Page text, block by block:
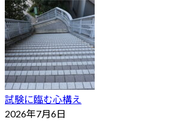
試験に臨む心構え
2026年7月6日